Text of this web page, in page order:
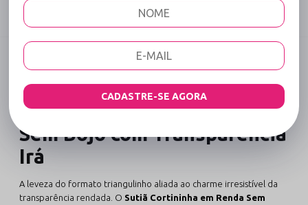
Compartilhe:
DESCRIÇÃO COMPLETA
Sutiã Cortininha em Renda
Sem Bojo com Transparência
Irá
A leveza do formato triangulinho aliada ao charme irresistível da
transparência rendada. O Sutiã Cortininha em Renda Sem
CADASTRE-SE AGORA